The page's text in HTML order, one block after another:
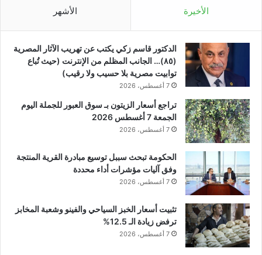
الأخيرة الأشهر
الدكتور قاسم زكي يكتب عن تهريب الآثار المصرية
(٨٥)… الجانب المظلم من الإنترنت (حيث تُباع
توابيت مصرية بلا حسيب ولا رقيب)
7 أغسطس، 2026
تراجع أسعار الزيتون بـ سوق العبور للجملة اليوم
الجمعة 7 أغسطس 2026
7 أغسطس، 2026
الحكومة تبحث سببل توسيع مبادرة القرية المنتجة
وفق آليات مؤشرات أداء محددة
7 أغسطس، 2026
تثبيت أسعار الخبز السياحي والفينو وشعبة المخابز
ترفض زيادة الـ 12.5%
7 أغسطس، 2026